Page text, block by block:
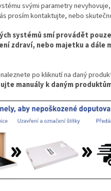
svými parametry
prosím kontaktujte, nebo
systémů smí provádět
zdraví, nebo majetku a
po kliknutí na daný
manuály k daným